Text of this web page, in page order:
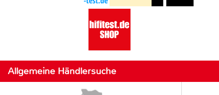
Allgemeine Händlersuche